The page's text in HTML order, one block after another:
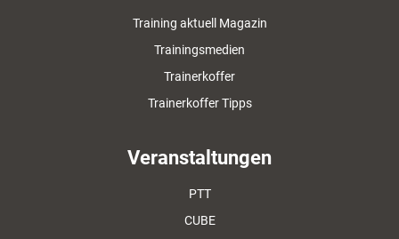
Training aktuell Magazin
Trainingsmedien
Trainerkoffer
Trainerkoffer Tipps
Veranstaltungen
PTT
CUBE